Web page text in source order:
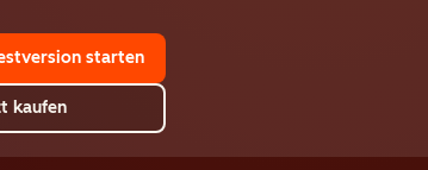
starten
kaufen